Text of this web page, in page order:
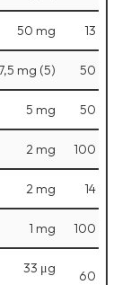
50 mg 13
mg (5) 50
5 mg 50
2 mg 100
2 mg 14
1 mg 100
33 μg 60